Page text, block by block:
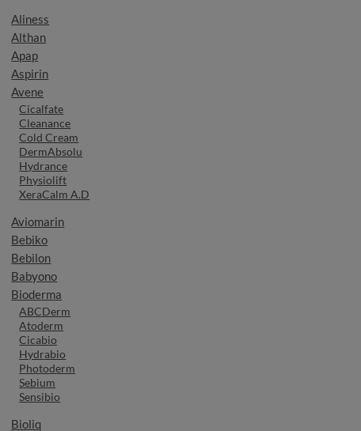
Aliness
Althan
Apap
Aspirin
Avene
Cicalfate
Cleanance
Cold Cream
DermAbsolu
Hydrance
Physiolift
XeraCalm A.D
Aviomarin
Bebiko
Bebilon
Babyono
Bioderma
ABCDerm
Atoderm
Cicabio
Hydrabio
Photoderm
Sebium
Sensibio
Bioliq